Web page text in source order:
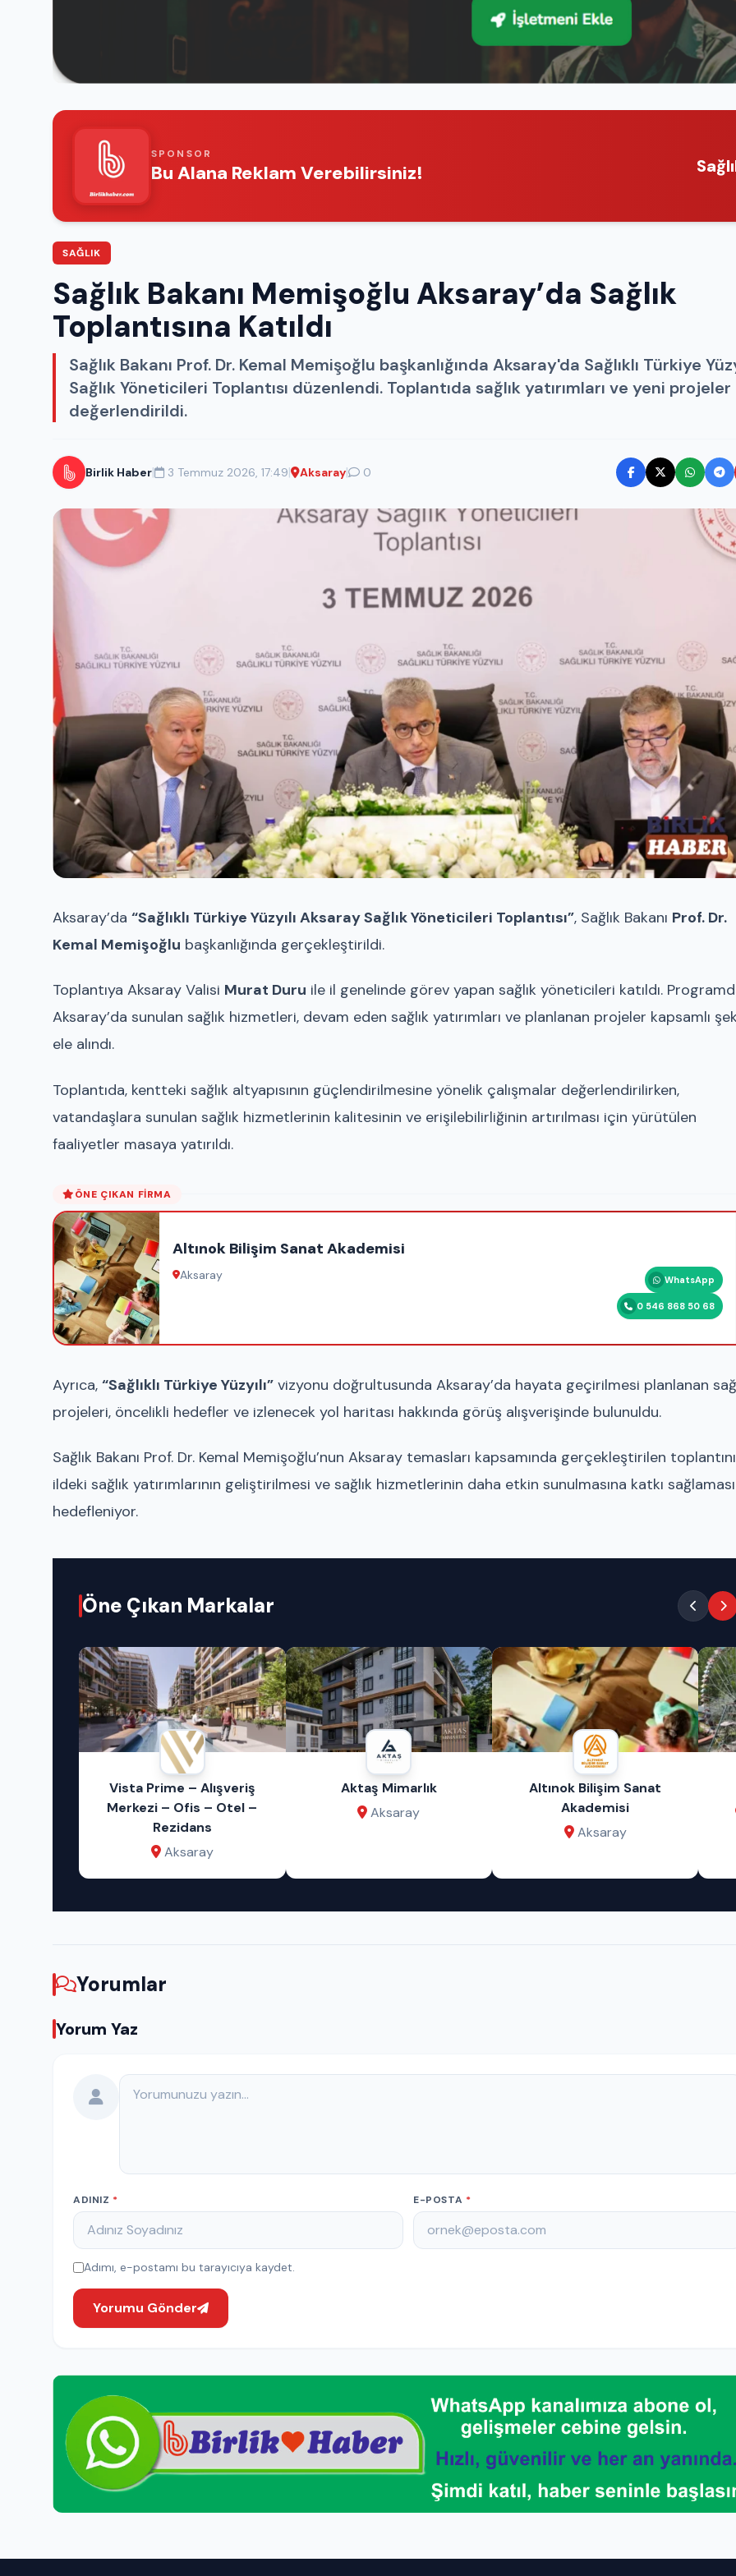
SPONSOR
Bu Alana Reklam Verebilirsiniz!
SAĞLIK
Sağlık Bakanı Memişoğlu Aksaray’da Sağlık
Toplantısına Katıldı
Sağlık Bakanı Prof. Dr. Kemal Memişoğlu başkanlığında Aksaray'da Sağlıklı Türkiye
Sağlık Yöneticileri Toplantısı düzenlendi. Toplantıda sağlık yatırımları ve yeni projeler
değerlendirildi.
Birlik Haber| 3 Temmuz 2026, 17:49| Aksaray| 0
Aksaray’da “Sağlıklı Türkiye Yüzyılı Aksaray Sağlık Yöneticileri Toplantısı”, Sağlık Bakanı Prof. Dr.
Kemal Memişoğlu başkanlığında gerçekleştirildi.
Toplantıya Aksaray Valisi Murat Duru ile il genelinde görev yapan sağlık yöneticileri katıldı.
Aksaray’da sunulan sağlık hizmetleri, devam eden sağlık yatırımları ve planlanan projeler kapsamlı
ele alındı.
Toplantıda, kentteki sağlık altyapısının güçlendirilmesine yönelik çalışmalar değerlendirilirken,
vatandaşlara sunulan sağlık hizmetlerinin kalitesinin ve erişilebilirliğinin artırılması için yürütülen
faaliyetler masaya yatırıldı.
ÖNE ÇIKAN FIRMA
Altınok Bilişim Sanat Akademisi
Aksaray WhatsApp
0 546 868 50 68
Ayrıca, “Sağlıklı Türkiye Yüzyılı” vizyonu doğrultusunda Aksaray’da hayata geçirilmesi planlanan
projeleri, öncelikli hedefler ve izlenecek yol haritası hakkında görüş alışverişinde bulunuldu.
Sağlık Bakanı Prof. Dr. Kemal Memişoğlu’nun Aksaray temasları kapsamında gerçekleştirilen
ildeki sağlık yatırımlarının geliştirilmesi ve sağlık hizmetlerinin daha etkin sunulmasına katkı sağlaması
hedefleniyor.
Öne Çıkan Markalar
Vista Prime – Alışveriş
Merkezi – Ofis – Otel –
Rezidans
Aksaray
Aktaş Mimarlık
Aksaray
Altınok Bilişim Sanat
Akademisi
Aksaray
Yorumlar
Yorum Yaz
Yorumunuz
ADINIZ * E-POSTA *
Adımı, e-postamı bu tarayıcıya kaydet.
Yorumu Gönder